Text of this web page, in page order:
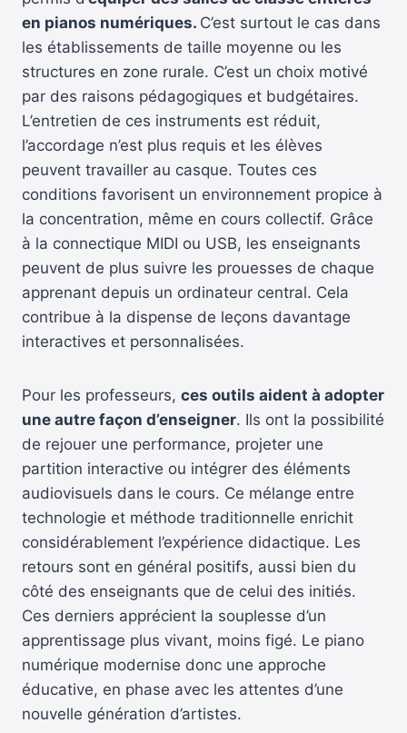
en pianos numériques. C’est surtout le cas dans
les établissements de taille moyenne ou les
structures en zone rurale. C’est un choix motivé
par des raisons pédagogiques et budgétaires.
L’entretien de ces instruments est réduit,
l’accordage n’est plus requis et les élèves
peuvent travailler au casque. Toutes ces
conditions favorisent un environnement propice à
la concentration, même en cours collectif. Grâce
à la connectique MIDI ou USB, les enseignants
peuvent de plus suivre les prouesses de chaque
apprenant depuis un ordinateur central. Cela
contribue à la dispense de leçons davantage
interactives et personnalisées.
Pour les professeurs, ces outils aident à adopter
une autre façon d’enseigner. Ils ont la possibilité
de rejouer une performance, projeter une
partition interactive ou intégrer des éléments
audiovisuels dans le cours. Ce mélange entre
technologie et méthode traditionnelle enrichit
considérablement l’expérience didactique. Les
retours sont en général positifs, aussi bien du
côté des enseignants que de celui des initiés.
Ces derniers apprécient la souplesse d’un
apprentissage plus vivant, moins figé. Le piano
numérique modernise donc une approche
éducative, en phase avec les attentes d’une
nouvelle génération d’artistes.